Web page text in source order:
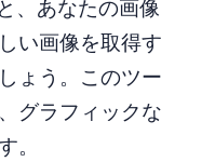
、あなたの画像
い画像を取得す
ょう。このツー
グラフィックな
。